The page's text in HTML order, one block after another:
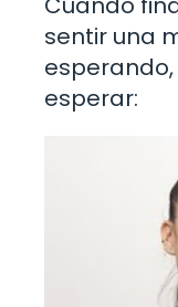
sentir una
esperar: